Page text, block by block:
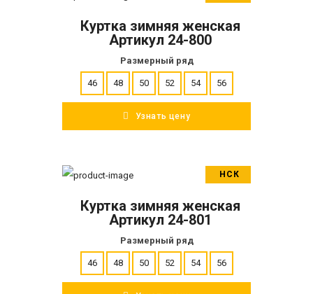
ПОДРОБНЕЕ
Куртка зимняя женская
Артикул 24-800
Размерный ряд
46 48 50 52 54 56
Узнать цену
НСК
ПОДРОБНЕЕ
Куртка зимняя женская
Артикул 24-801
Размерный ряд
46 48 50 52 54 56